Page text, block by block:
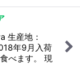
生産地：
年9月入荷
べます。 現